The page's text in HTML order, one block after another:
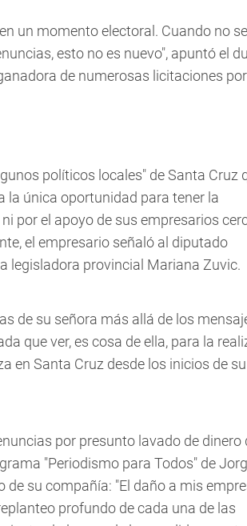
un momento electoral. Cuando no
esto no es nuevo", apuntó el
de numerosas licitaciones
políticos locales" de Santa Cruz
la única oportunidad para tener la
por el apoyo de sus empresarios
el empresario señaló al diputado
legisladora provincial Mariana Zuvic.
de su señora más allá de los
que ver, es cosa de ella, para la
en Santa Cruz desde los inicios de su
por presunto lavado de dinero
"Periodismo para Todos" de
su compañía: "El daño a mis
profundo de cada una de las